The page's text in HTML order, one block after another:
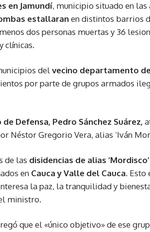
en Jamundí, municipio situado en las
estallaranen distintos barrios
dos personas muertas y 36
clínicas.
delvecino departamento
por parte de grupos armados
Defensa, Pedro Sánchez Suárez,
Néstor Gregorio Vera, alias ‘Iván
de las disidencias de alias ‘Mordisco’
en Cauca y Valle del Cauca. Esto
la paz, la tranquilidad y
ministro.
que el «único objetivo» de ese